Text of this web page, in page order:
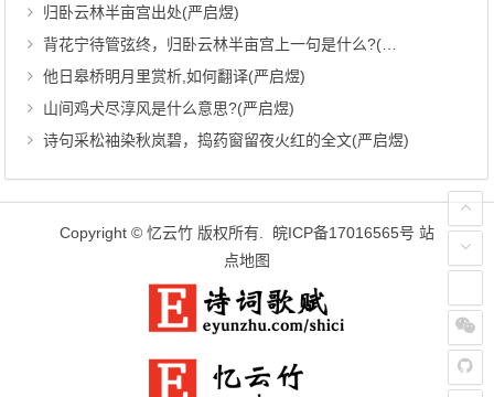
归卧云林半亩宫出处(严启煜)
背花宁待管弦终，归卧云林半亩宫上一句是什么?(严启煜)
他日皋桥明月里赏析,如何翻译(严启煜)
山间鸡犬尽淳风是什么意思?(严启煜)
诗句采松袖染秋岚碧，捣药窗留夜火红的全文(严启煜)
Copyright © 忆云竹 版权所有. 皖ICP备17016565号 站
点地图